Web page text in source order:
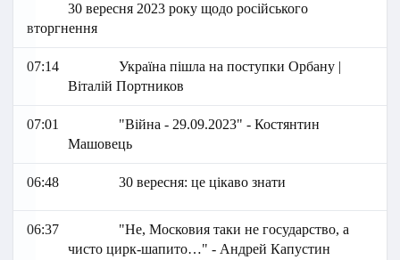
30 вересня 2023 року щодо російського
вторгнення
07:14
Україна пішла на поступки Орбану |
Віталій Портников
07:01
"Війна - 29.09.2023" - Костянтин
Машовець
06:48 30 вересня: це цікаво знати
06:37
"Не, Московия таки не государство, а
чисто цирк-шапито…" - Андрей Капустин